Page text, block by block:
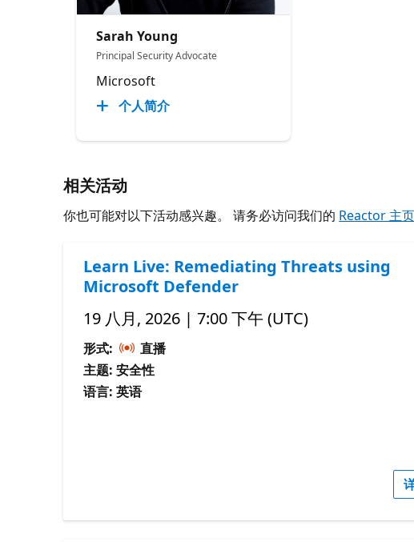
Sarah Young
Principal Security Advocate
Microsoft
个人简介
相关活动
你也可能对以下活动感兴趣。 请务必访问我们的 Reactor 主页
Learn Live: Remediating Threats using
Microsoft Defender
19 八月, 2026 | 7:00 下午 (UTC)
形式:
直播
主题: 安全性
语言: 英语